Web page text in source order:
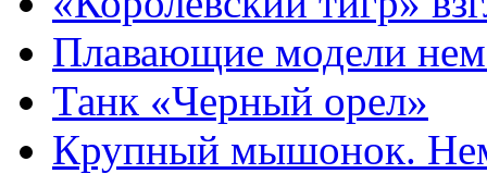
Плавающие модели
Танк «Черный орел»
Крупный мышонок.